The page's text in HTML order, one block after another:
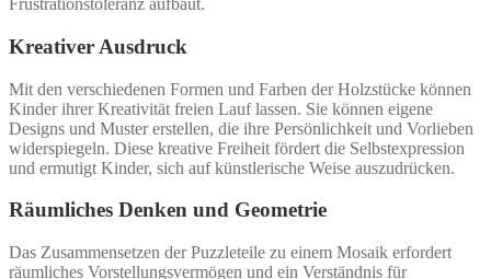
Frustrationstoleranz aufbaut.
Kreativer Ausdruck
Mit den verschiedenen Formen und Farben der Holzstücke können
Kinder ihrer Kreativität freien Lauf lassen. Sie können eigene
Designs und Muster erstellen, die ihre Persönlichkeit und Vorlieben
widerspiegeln. Diese kreative Freiheit fördert die Selbstexpression
und ermutigt Kinder, sich auf künstlerische Weise auszudrücken.
Räumliches Denken und Geometrie
Das Zusammensetzen der Puzzleteile zu einem Mosaik erfordert
räumliches Vorstellungsvermögen und ein Verständnis für